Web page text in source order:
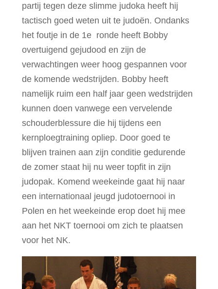
partij tegen deze slimme judoka heeft hij
tactisch goed weten uit te judoën. Ondanks
het foutje in de 1e ronde heeft Bobby
overtuigend gejudood en zijn de
verwachtingen weer hoog gespannen voor
de komende wedstrijden. Bobby heeft
namelijk ruim een half jaar geen wedstrijden
kunnen doen vanwege een vervelende
schouderblessure die hij tijdens een
kernploegtraining opliep. Door goed te
blijven trainen aan zijn conditie gedurende
de zomer staat hij nu weer topfit in zijn
judopak. Komend weekeinde gaat hij naar
een internationaal jeugd judotoernooi in
Polen en het weekeinde erop doet hij mee
aan het NKT toernooi om zich te plaatsen
voor het NK.